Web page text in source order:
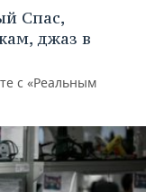
Спас,
джаз в
с «Реальным